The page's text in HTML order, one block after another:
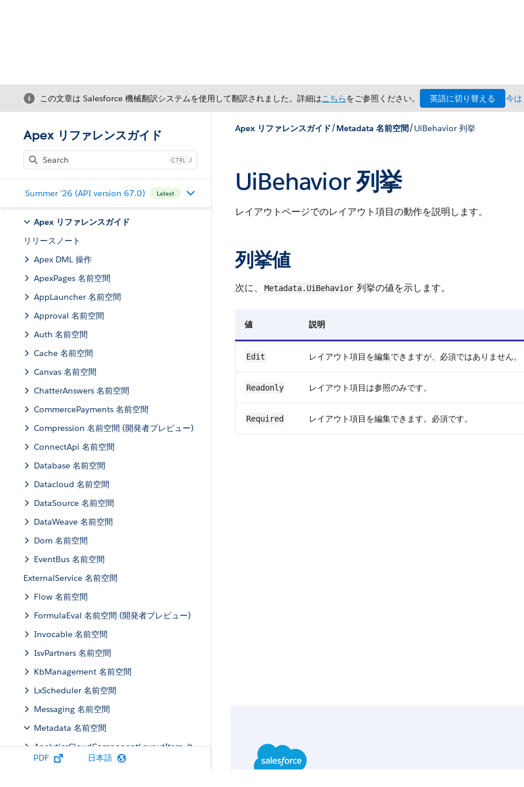
この文章は Salesforce 機械翻訳システムを使用して翻訳されました。詳細はこちらをご参照ください。 英語に切り替える 今
Apex リファレンスガイド
J
Summer '26 (API version 67.0) Latest
Apex リファレンスガイド
リリースノート
Apex DML 操作
ApexPages 名前空間
AppLauncher 名前空間
Approval 名前空間
Auth 名前空間
Cache 名前空間
Canvas 名前空間
ChatterAnswers 名前空間
CommercePayments 名前空間
Compression 名前空間 (開発者プレビュー)
ConnectApi 名前空間
Database 名前空間
Datacloud 名前空間
DataSource 名前空間
DataWeave 名前空間
Dom 名前空間
EventBus 名前空間
ExternalService 名前空間
Flow 名前空間
FormulaEval 名前空間 (開発者プレビュー)
Invocable 名前空間
IsvPartners 名前空間
KbManagement 名前空間
LxScheduler 名前空間
Messaging 名前空間
Metadata 名前空間
AnalyticsCloudComponentLayoutItem ク
ラス
PDF 日本語
Apex リファレンスガイド/Metadata 名前空間/UiBehavior 列挙
UiBehavior 列挙
レイアウトページでのレイアウト項目の動作を説明します。
列挙値
次に、 Metadata.UiBehavior 列挙の値を示します。
値 説明
Edit レイアウト項目を編集できますが、必須ではありません。
Readonly レイアウト項目は参照のみです。
Required レイアウト項目を編集できます。必須です。